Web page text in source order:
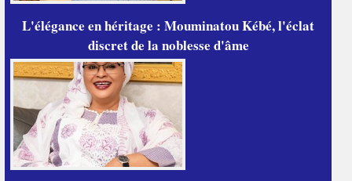
L'élégance en héritage : Mouminatou Kébé, l'éclat
discret de la noblesse d'âme